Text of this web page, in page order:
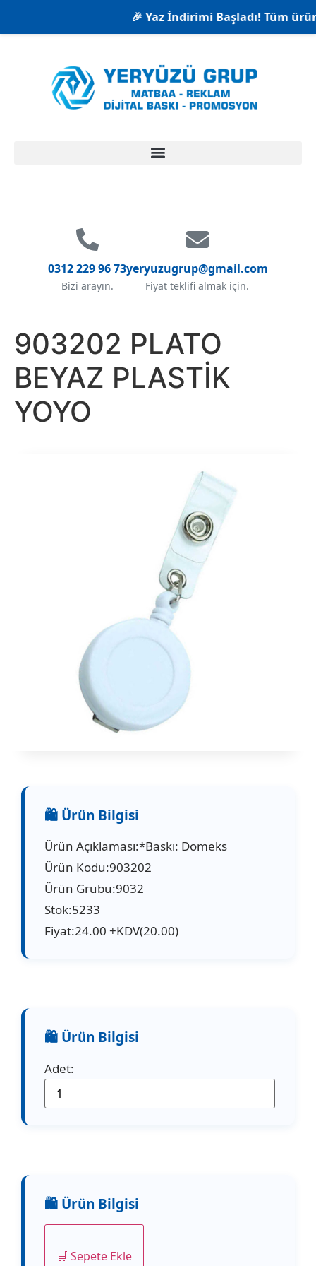
🎉 Yaz İndirimi Başladı! Tüm
0312 229 96 73
Bizi arayın.
yeryuzugrup@gmail.com
Fiyat teklifi almak için.
903202 PLATO
BEYAZ PLASTİK
YOYO
Ürün Açıklaması:*Baskı: Domeks
Ürün Kodu:903202
Ürün Grubu:9032
Stok:5233
Fiyat:24.00 +KDV(20.00)
Adet:
🛒 Sepete Ekle